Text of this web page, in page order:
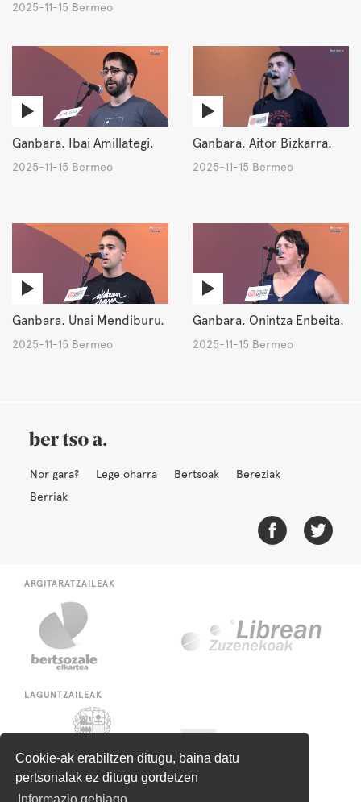
Cookie-ak erabiltzen ditugu, baina datu
pertsonalak ez ditugu gordetzen
2025-11-15 Bermeo
Ganbara. Ibai Amillategi.
2025-11-15 Bermeo
Ganbara. Aitor Bizkarra.
2025-11-15 Bermeo
Ganbara. Unai Mendiburu.
2025-11-15 Bermeo
Ganbara. Onintza Enbeita.
2025-11-15 Bermeo
Nor gara? Lege oharra Bertsoak
Bereziak
Berriak
ARGITARATZAILEAK
LAGUNTZAILEAK